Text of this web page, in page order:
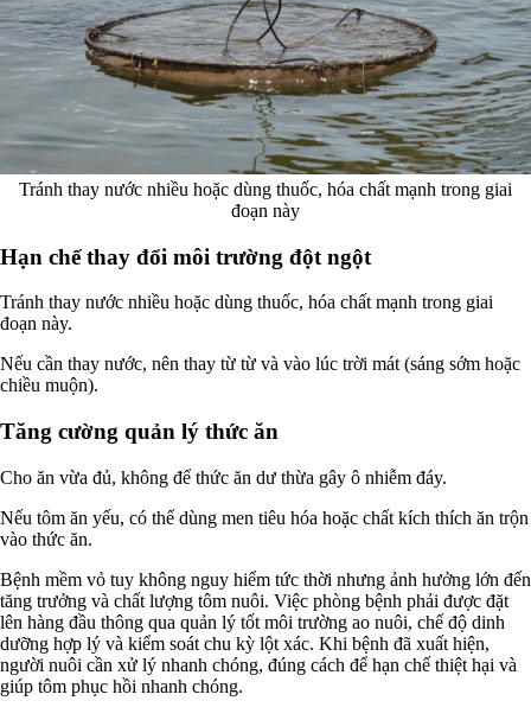
Tránh thay nước nhiều hoặc dùng thuốc, hóa chất mạnh trong giai
đoạn này
Hạn chế thay đổi môi trường đột ngột
Tránh thay nước nhiều hoặc dùng thuốc, hóa chất mạnh trong giai
đoạn này.
Nếu cần thay nước, nên thay từ từ và vào lúc trời mát (sáng sớm hoặc
chiều muộn).
Tăng cường quản lý thức ăn
Cho ăn vừa đủ, không để thức ăn dư thừa gây ô nhiễm đáy.
Nếu tôm ăn yếu, có thể dùng men tiêu hóa hoặc chất kích thích ăn trộn
vào thức ăn.
Bệnh mềm vỏ tuy không nguy hiểm tức thời nhưng ảnh hưởng lớn đến
tăng trưởng và chất lượng tôm nuôi. Việc phòng bệnh phải được đặt
lên hàng đầu thông qua quản lý tốt môi trường ao nuôi, chế độ dinh
dưỡng hợp lý và kiểm soát chu kỳ lột xác. Khi bệnh đã xuất hiện,
người nuôi cần xử lý nhanh chóng, đúng cách để hạn chế thiệt hại và
giúp tôm phục hồi nhanh chóng.